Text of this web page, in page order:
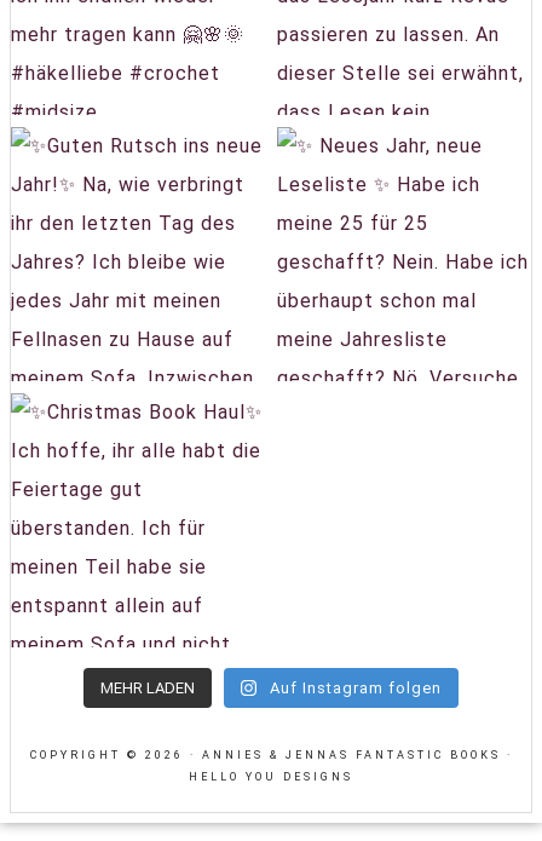
MEHR LADEN Auf Instagram folgen
COPYRIGHT © 2026 · ANNIES & JENNAS FANTASTIC BOOKS ·
HELLO YOU DESIGNS